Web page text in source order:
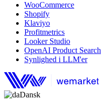
WooCommerce
Shopify
Klaviyo
Profitmetrics
Looker Studio
OpenAI Product Search
Synlighed i LLM'er
Dansk